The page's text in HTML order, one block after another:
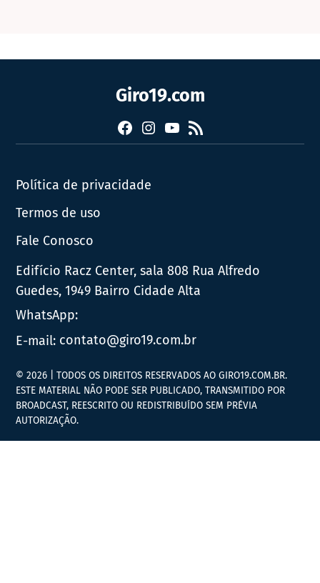
Giro19.com
FacebookInstagram
YouTube
RSS
Política de privacidade
Termos de uso
Fale Conosco
Edifício Racz Center, sala 808 Rua Alfredo
Guedes, 1949 Bairro Cidade Alta
WhatsApp:
E-mail: contato@giro19.com.br
© 2026 | TODOS OS DIREITOS RESERVADOS AO GIRO19.COM.BR.
ESTE MATERIAL NÃO PODE SER PUBLICADO, TRANSMITIDO POR
BROADCAST, REESCRITO OU REDISTRIBUÍDO SEM PRÉVIA
AUTORIZAÇÃO.